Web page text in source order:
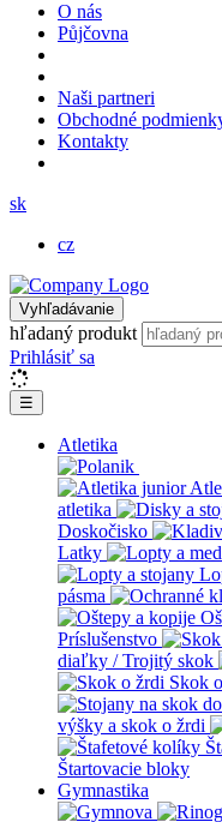
O nás
Půjčovna
Naši partneri
Obchodné
Kontakty
sk
cz
Vyhľadávanie
hľadaný produkt
Prihlásiť sa
☰
Atletika
atletika
Doskočisko
Latky
pásma
Príslušenstvo
diaľky / Trojitý skok
Skok
výšky a skok o žrdi
Štartovacie bloky
Gymnastika